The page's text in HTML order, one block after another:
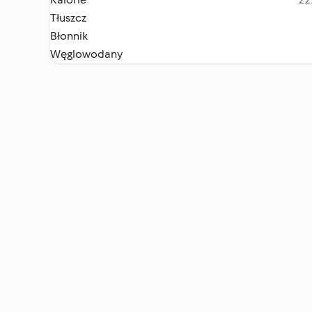
Tłuszcz
Błonnik
Węglowodany